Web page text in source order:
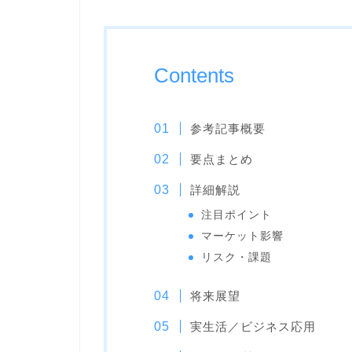
Contents
参考記事概要
要点まとめ
詳細解説
注目ポイント
マーケット影響
リスク・課題
将来展望
実生活／ビジネス応用